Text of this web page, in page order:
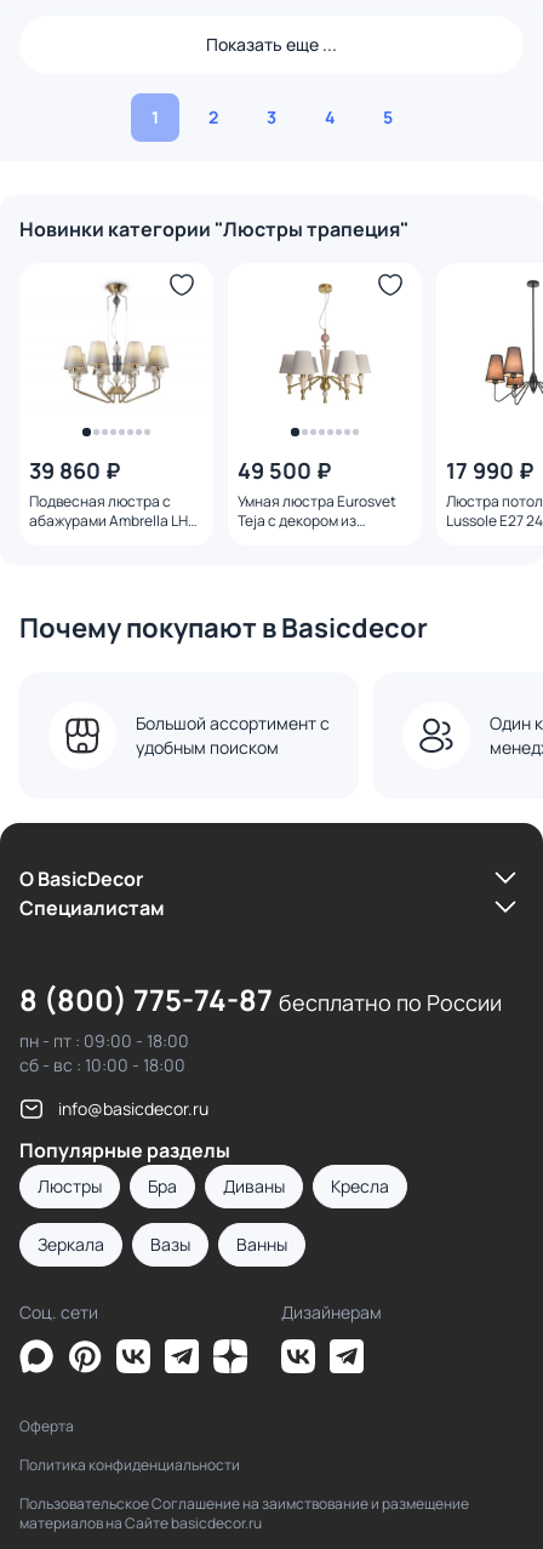
Показать еще ...
1 2 3 4 5
Новинки категории "Люстры трапеция"
39 860 ₽
Подвесная люстра с
абажурами Ambrella LH
49 500 ₽
Умная люстра Eurosvet
Teja с декором из
17 990 ₽
Люстра
Lussole Е27
Почему покупают в Basicdecor
Большой ассортимент с
удобным поиском
Один
О BasicDecor
Cпециалистам
8 (800) 775-74-87 бесплатно по России
пн - пт : 09:00 - 18:00
сб - вс : 10:00 - 18:00
info@basicdecor.ru
Популярные разделы
Люстры Бра Диваны Кресла
Зеркала Вазы Ванны
Соц. сети Дизайнерам
Оферта
Политика конфиденциальности
Пользовательское Соглашение на заимствование и размещение
материалов на Сайте basicdecor.ru